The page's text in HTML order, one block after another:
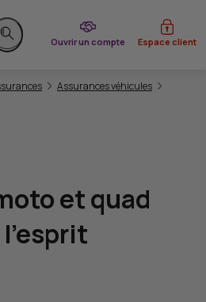
Rechercher sur le site
Ouvrir un compte
du CIC Espace client
Assurances véhicules
et quad